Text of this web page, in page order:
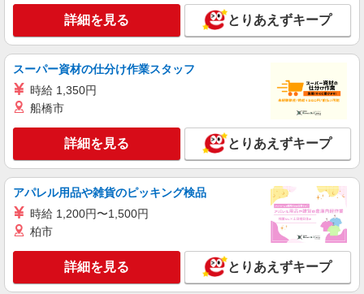
詳細を見る とりあえずキープ
スーパー資材の仕分け作業スタッフ
時給 1,350円
船橋市
詳細を見る とりあえずキープ
アパレル用品や雑貨のピッキング検品
時給 1,200円〜1,500円
柏市
詳細を見る とりあえずキープ